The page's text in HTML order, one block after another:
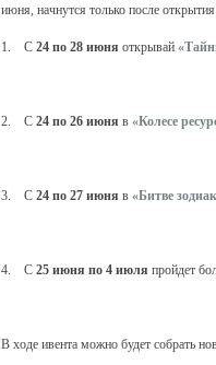
июня, начнутся только после
1. С 24 по 28 июня открывай
2. С 24 по 26 июня в «Колесе
3. С 24 по 27 июня в «Битве
4. С 25 июня по 4 июля пройдет
В ходе ивента можно будет собрать